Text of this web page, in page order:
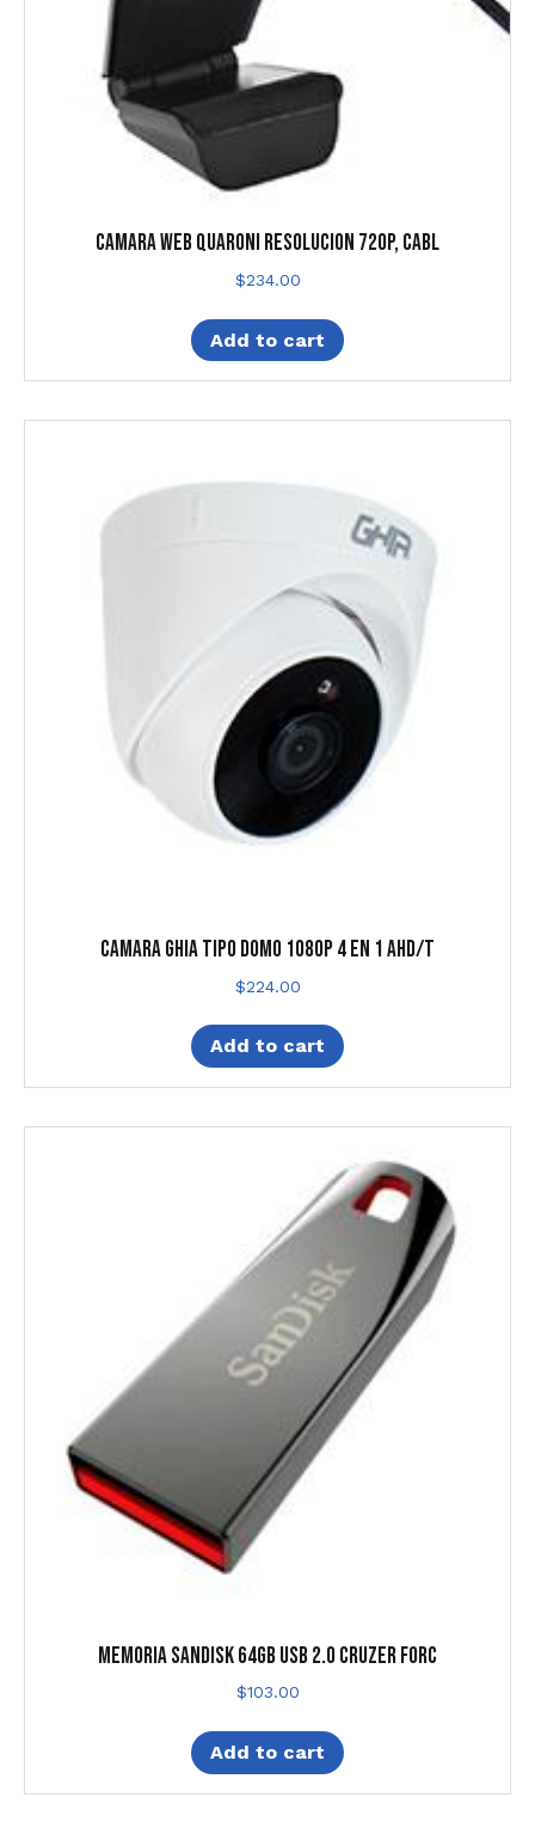
CAMARA WEB QUARONI RESOLUCION 720P, CABL
$234.00
Add to cart
CAMARA GHIA TIPO DOMO 1080P 4 EN 1 AHD/T
$224.00
Add to cart
MEMORIA SANDISK 64GB USB 2.0 CRUZER FORC
$103.00
Add to cart